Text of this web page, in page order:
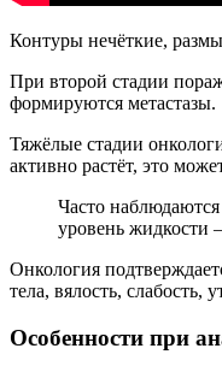
Контуры нечёткие,
При второй стадии
формируются метастазы.
Тяжёлые стадии
активно растёт, это
Часто
уровень жидкости
Онкология
тела, вялость, слабость,
Особенности при